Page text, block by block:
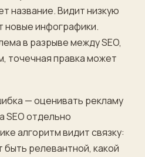
название. Видит низкую
новые инфографики.
в разрыве между SEO,
точечная правка может
— оценивать рекламу
SEO отдельно
алгоритм видит связку:
релевантной, какой